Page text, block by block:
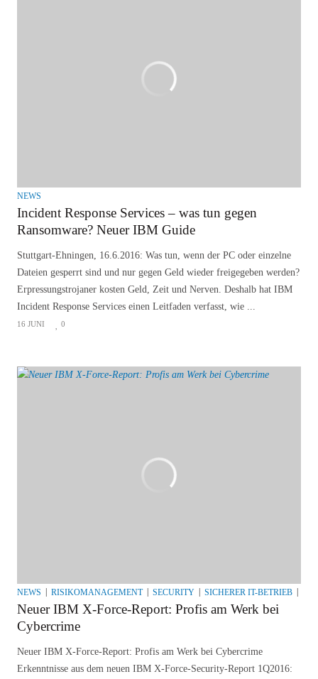
NEWS
Incident Response Services – was tun gegen
Ransomware? Neuer IBM Guide
Stuttgart-Ehningen, 16.6.2016: Was tun, wenn der PC oder einzelne
Dateien gesperrt sind und nur gegen Geld wieder freigegeben werden?
Erpressungstrojaner kosten Geld, Zeit und Nerven. Deshalb hat IBM
Incident Response Services einen Leitfaden verfasst, wie ...
16 JUNI 0
NEWS RISIKOMANAGEMENT SECURITY SICHERER IT-BETRIEB
Neuer IBM X-Force-Report: Profis am Werk bei
Cybercrime
Neuer IBM X-Force-Report: Profis am Werk bei Cybercrime
Erkenntnisse aus dem neuen IBM X-Force-Security-Report 1Q2016: